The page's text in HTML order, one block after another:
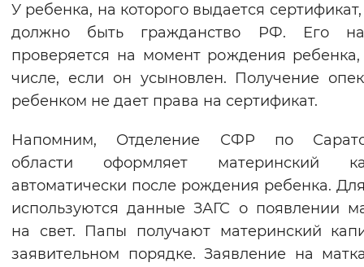
У ребенка, на которого выдается
должно быть гражданство РФ. Его
проверяется на момент рождения
числе, если он усыновлен. Получение
ребенком не дает права на сертификат.
Напомним, Отделение СФР по
области оформляет материнский
автоматически после рождения ребенка.
используются данные ЗАГС о появлении
на свет. Папы получают материнский
заявительном порядке. Заявление на